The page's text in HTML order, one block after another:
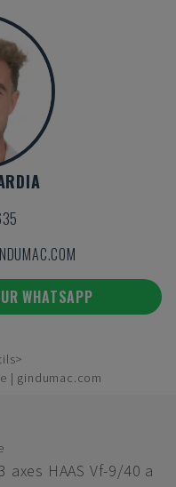
WHATSAPP
| gindumac.com
HAAS Vf-9/40 a